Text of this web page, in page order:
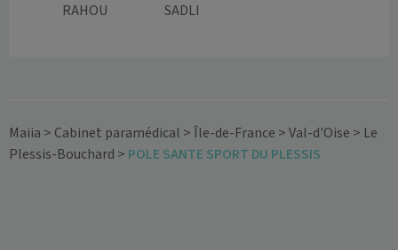
RAHOU
SADLI
Maiia > Cabinet paramédical >Île-de-France >Val-d'Oise > Le
Plessis-Bouchard > POLE SANTE SPORT DU PLESSIS